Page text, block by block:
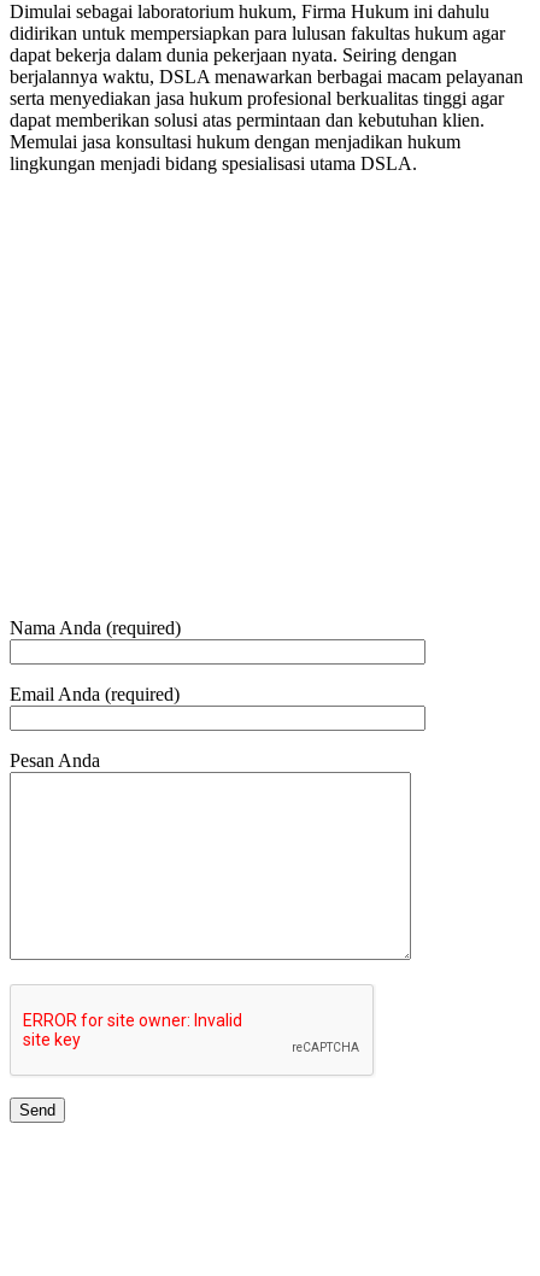
Dimulai sebagai laboratorium hukum, Firma Hukum ini dahulu
didirikan untuk mempersiapkan para lulusan fakultas hukum agar
dapat bekerja dalam dunia pekerjaan nyata. Seiring dengan
berjalannya waktu, DSLA menawarkan berbagai macam pelayanan
serta menyediakan jasa hukum profesional berkualitas tinggi agar
dapat memberikan solusi atas permintaan dan kebutuhan klien.
Memulai jasa konsultasi hukum dengan menjadikan hukum
lingkungan menjadi bidang spesialisasi utama DSLA.
Nama Anda (required)
Email Anda (required)
Pesan Anda